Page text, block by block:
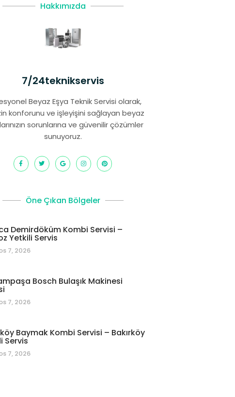
Hakkımızda
7/24teknikservis
Beyaz Eşya Teknik Servisi olarak,
konforunu ve işleyişini sağlayan beyaz
sorunlarına ve güvenilir çözümler
sunuyoruz.
Öne Çıkan Bölgeler
Demirdöküm Kombi Servisi –
Yetkili Servis
7, 2026
Bosch Bulaşık Makinesi
7, 2026
Baymak Kombi Servisi – Bakırköy
Servis
7, 2026